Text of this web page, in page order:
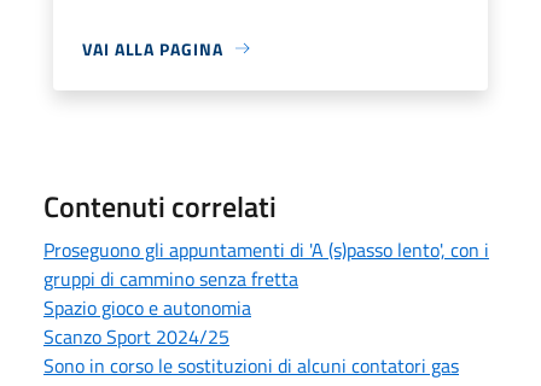
VAI ALLA PAGINA
Contenuti correlati
Proseguono gli appuntamenti di 'A (s)passo lento', con i
gruppi di cammino senza fretta
Spazio gioco e autonomia
Scanzo Sport 2024/25
Sono in corso le sostituzioni di alcuni contatori gas